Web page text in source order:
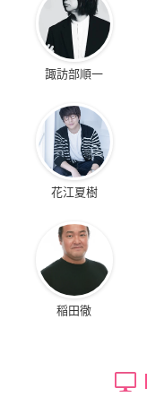
諏訪部順一
花江夏樹
稲田徹